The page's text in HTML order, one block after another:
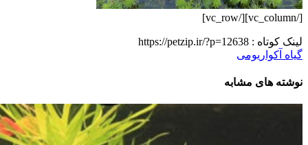
[/vc_column][/vc_row]
لینک کوتاه : https://petzip.ir/?p=12638
گیاه آکواریومی
نوشته های مشابه